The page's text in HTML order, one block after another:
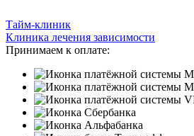
Тайм-клиник
Клиника лечения зависимости
Принимаем к оплате: